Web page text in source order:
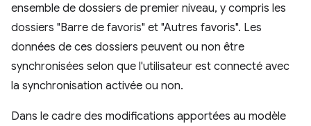
ensemble de dossiers de premier niveau, y compris les
dossiers "Barre de favoris" et "Autres favoris". Les
données de ces dossiers peuvent ou non être
synchronisées selon que l'utilisateur est connecté avec
la synchronisation activée ou non.
Dans le cadre des modifications apportées au modèle